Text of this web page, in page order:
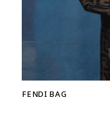
FENDI BAG